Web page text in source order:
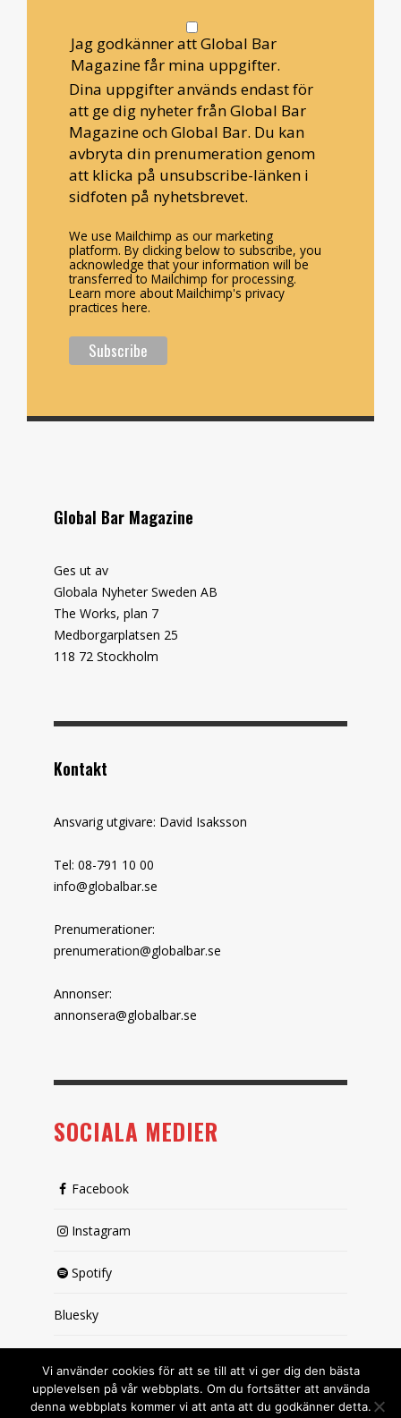
Jag godkänner att Global Bar
Magazine får mina uppgifter.
Dina uppgifter används endast för
att ge dig nyheter från Global Bar
Magazine och Global Bar. Du kan
avbryta din prenumeration genom
att klicka på unsubscribe-länken i
sidfoten på nyhetsbrevet.
We use Mailchimp as our marketing
platform. By clicking below to subscribe, you
acknowledge that your information will be
transferred to Mailchimp for processing.
Learn more about Mailchimp's privacy
practices here.
Global Bar Magazine
Ges ut av
Globala Nyheter Sweden AB
The Works, plan 7
Medborgarplatsen 25
118 72 Stockholm
Kontakt
Ansvarig utgivare: David Isaksson
Tel: 08-791 10 00
info@globalbar.se
Prenumerationer:
prenumeration@globalbar.se
Annonser:
annonsera@globalbar.se
SOCIALA MEDIER
Facebook
Instagram
Spotify
Bluesky
Vi använder cookies för att se till att vi ger dig den bästa
upplevelsen på vår webbplats. Om du fortsätter att använda
denna webbplats kommer vi att anta att du godkänner detta.